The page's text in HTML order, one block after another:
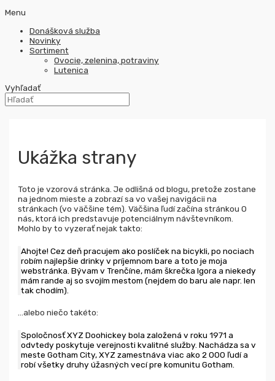
Menu
Donášková služba
Novinky
Sortiment
Ovocie, zelenina, potraviny
Lutenica
Vyhľadať
Ukážka strany
Toto je vzorová stránka. Je odlišná od blogu, pretože zostane
na jednom mieste a zobrazí sa vo vašej navigácii na
stránkach (vo väčšine tém). Väčšina ľudí začína stránkou O
nás, ktorá ich predstavuje potenciálnym návštevníkom.
Mohlo by to vyzerať nejak takto:
Ahojte! Cez deň pracujem ako poslíček na bicykli, po nociach
robím najlepšie drinky v príjemnom bare a toto je moja
webstránka. Bývam v Trenčíne, mám škrečka Igora a niekedy
mám rande aj so svojím mestom (nejdem do baru ale napr. len
tak chodím).
…alebo niečo takéto:
Spoločnosť XYZ Doohickey bola založená v roku 1971 a
odvtedy poskytuje verejnosti kvalitné služby. Nachádza sa v
meste Gotham City, XYZ zamestnáva viac ako 2 000 ľudí a
robí všetky druhy úžasných vecí pre komunitu Gotham.